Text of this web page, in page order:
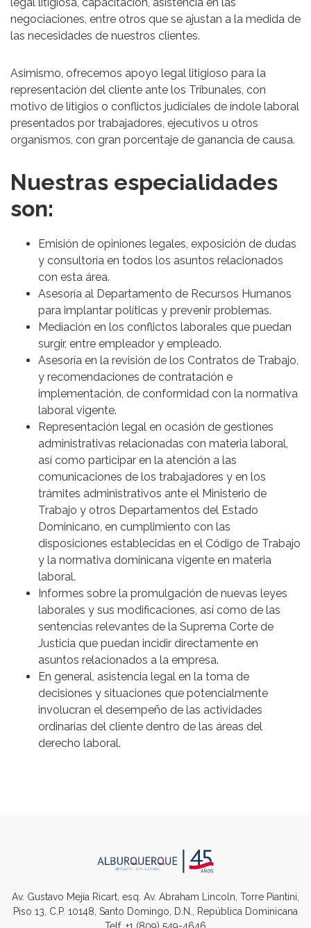
negociaciones, entre otros que se ajustan a la medida de
las necesidades de nuestros clientes.
Asimismo, ofrecemos apoyo legal litigioso para la
representación del cliente ante los Tribunales, con
motivo de litigios o conflictos judiciales de índole laboral
presentados por trabajadores, ejecutivos u otros
organismos, con gran porcentaje de ganancia de causa.
Nuestras especialidades
son:
Emisión de opiniones legales, exposición de dudas
y consultoría en todos los asuntos relacionados
con esta área.
Asesoría al Departamento de Recursos Humanos
para implantar políticas y prevenir problemas.
Mediación en los conflictos laborales que puedan
surgir, entre empleador y empleado.
Asesoría en la revisión de los Contratos de Trabajo,
y recomendaciones de contratación e
implementación, de conformidad con la normativa
laboral vigente.
Representación legal en ocasión de gestiones
administrativas relacionadas con materia laboral,
así como participar en la atención a las
comunicaciones de los trabajadores y en los
trámites administrativos ante el Ministerio de
Trabajo y otros Departamentos del Estado
Dominicano, en cumplimiento con las
disposiciones establecidas en el Código de Trabajo
y la normativa dominicana vigente en materia
laboral.
Informes sobre la promulgación de nuevas leyes
laborales y sus modificaciones, así como de las
sentencias relevantes de la Suprema Corte de
Justicia que puedan incidir directamente en
asuntos relacionados a la empresa.
En general, asistencia legal en la toma de
decisiones y situaciones que potencialmente
involucran el desempeño de las actividades
ordinarias del cliente dentro de las áreas del
derecho laboral.
Av. Gustavo Mejía Ricart, esq. Av. Abraham Lincoln, Torre Piantini,
Piso 13, C.P. 10148, Santo Domingo, D.N., República Dominicana